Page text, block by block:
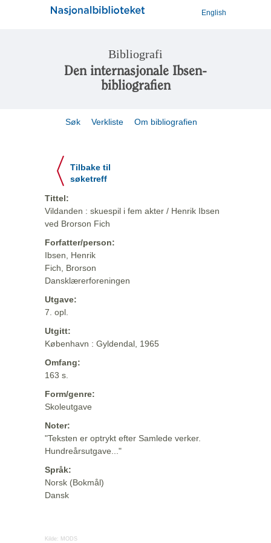
English
Bibliografi
Den internasjonale Ibsen-
bibliografien
Søk Verkliste Om bibliografien
Tilbake til
søketreff
Tittel:
Vildanden : skuespil i fem akter / Henrik Ibsen
ved Brorson Fich
Forfatter/person:
Ibsen, Henrik
Fich, Brorson
Dansklærerforeningen
Utgave:
7. opl.
Utgitt:
København : Gyldendal, 1965
Omfang:
163 s.
Form/genre:
Skoleutgave
Noter:
"Teksten er optrykt efter Samlede verker.
Hundreårsutgave..."
Språk:
Norsk (Bokmål)
Dansk
Kilde: MODS